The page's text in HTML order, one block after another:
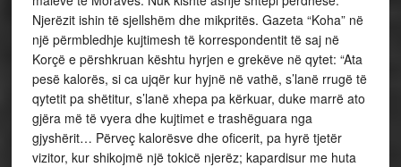
Njerëzit ishin të sjellshëm dhe mikpritës. Gazeta “Koha” në
një përmbledhje kujtimesh të korrespondentit të saj në
Korçë e përshkruan kështu hyrjen e grekëve në qytet: “Ata
pesë kalorës, si ca ujqër kur hyjnë në vathë, s’lanë rrugë të
qytetit pa shëtitur, s’lanë xhepa pa kërkuar, duke marrë ato
gjëra më të vyera dhe kujtimet e trashëguara nga
gjyshërit… Përveç kalorësve dhe oficerit, pa hyrë tjetër
vizitor, kur shikojmë një tokicë njerëz; kapardisur me huta